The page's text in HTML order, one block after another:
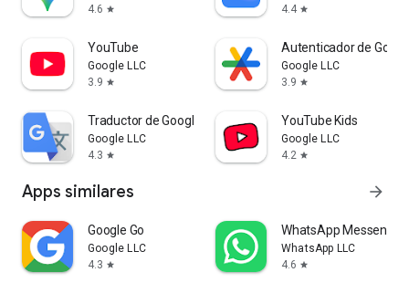
4.6 star
4.4 star
YouTube
Google LLC
3.9 star
Autenticador de
Google LLC
3.9 star
Traductor de Google
Google LLC
4.3 star
YouTube Kids
Google LLC
4.2 star
Apps similares arrow_forward
Google Go
Google LLC
4.3 star
WhatsApp Messenger
WhatsApp LLC
4.6 star